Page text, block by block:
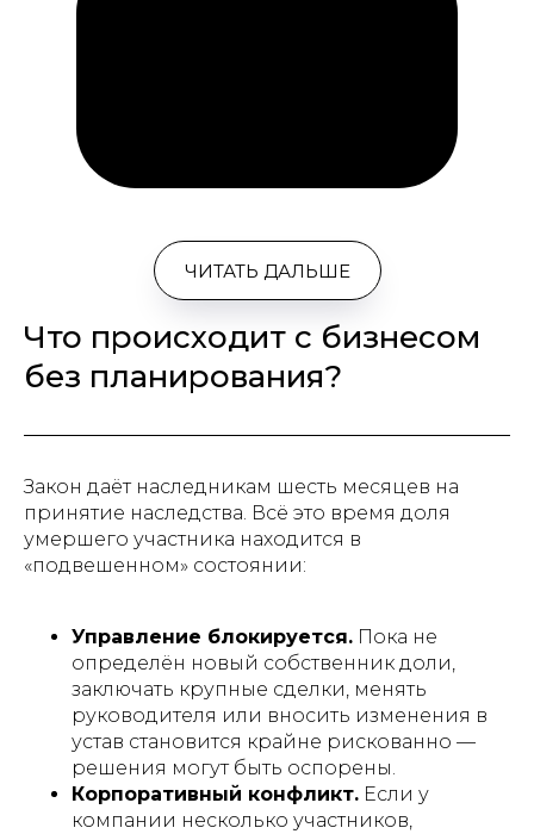
ЧИТАТЬ ДАЛЬШЕ
Что происходит с бизнесом
без планирования?
Закон даёт наследникам шесть месяцев на
принятие наследства. Всё это время доля
умершего участника находится в
«подвешенном» состоянии:
Управление блокируется. Пока не
определён новый собственник доли,
заключать крупные сделки, менять
руководителя или вносить изменения в
устав становится крайне рискованно —
решения могут быть оспорены.
Корпоративный конфликт. Если у
компании несколько участников,